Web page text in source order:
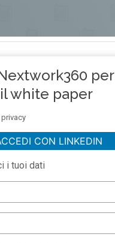
per
white paper
CON LINKEDIN
i tuoi dati